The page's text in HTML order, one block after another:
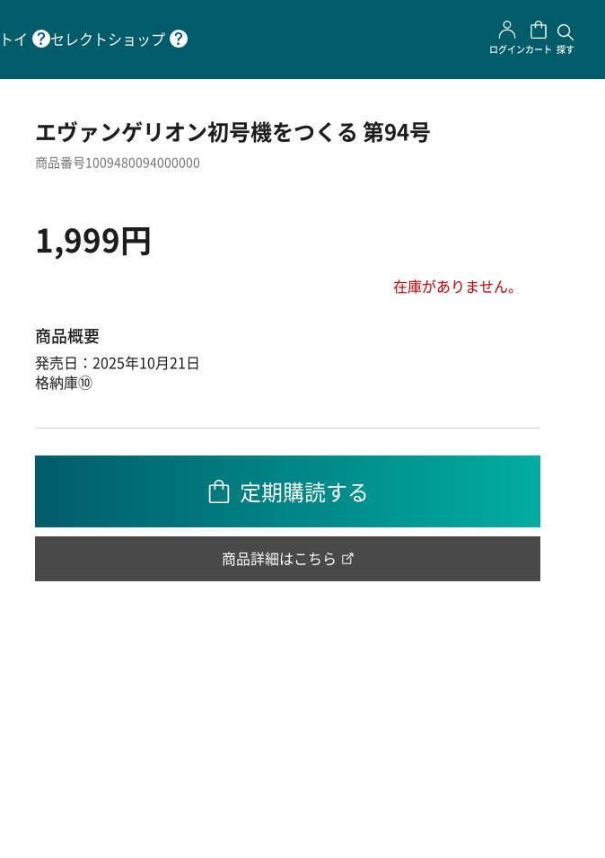
イ セレクトショップ ログインカート 探す
エヴァンゲリオン初号機をつくる 第94号
商品番号1009480094000000
1,999円
在庫がありません。
商品概要
発売日：2025年10月21日
格納庫⑩
定期購読する
商品詳細はこちら